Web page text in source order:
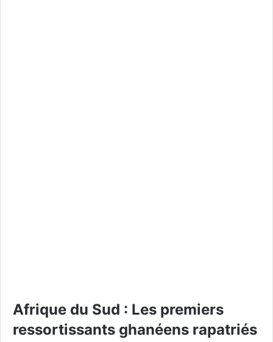
Afrique du Sud : Les premiers
ressortissants ghanéens rapatriés